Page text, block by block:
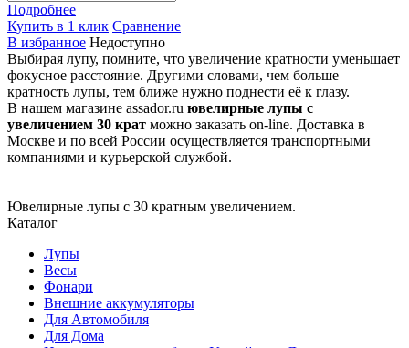
Подробнее
Купить в 1 клик Сравнение
В избранное Недоступно
Выбирая лупу, помните, что увеличение кратности уменьшает
фокусное расстояние. Другими словами, чем больше
кратность лупы, тем ближе нужно поднести её к глазу.
В нашем магазине assador.ru ювелирные лупы с
увеличением 30 крат можно заказать on-line. Доставка в
Москве и по всей России осуществляется транспортными
компаниями и курьерской службой.
Ювелирные лупы с 30 кратным увеличением.
Каталог
Лупы
Весы
Фонари
Внешние аккумуляторы
Для Автомобиля
Для Дома